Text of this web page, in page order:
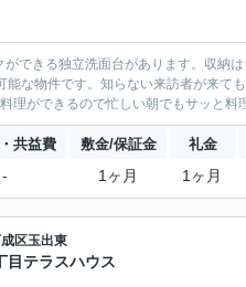
できる独立洗面台があります。収納
な物件です。知らない来訪者が来て
理ができるので忙しい朝でもサッと料
共益費 敷金/保証金 礼金
- 1ヶ月 1ヶ月
区玉出東
目テラスハウス